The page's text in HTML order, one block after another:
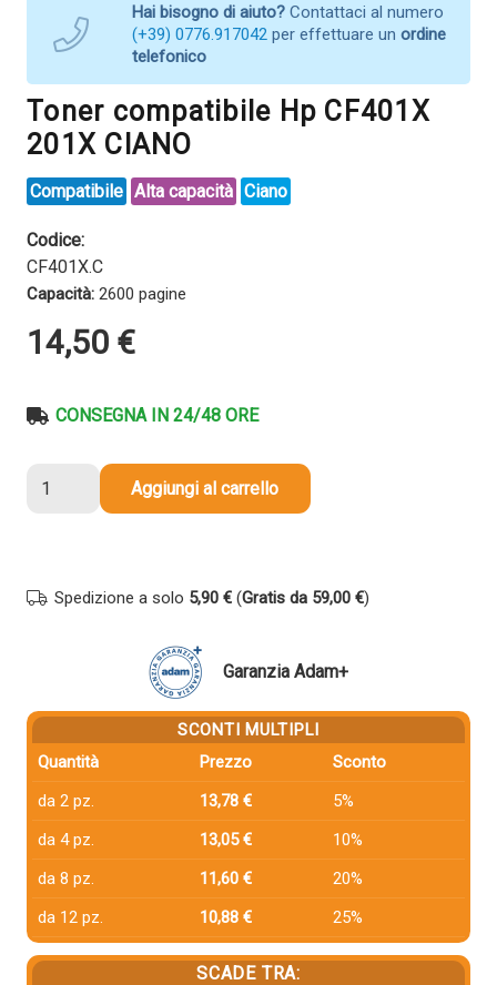
Hai bisogno di aiuto? Contattaci al numero
(+39) 0776.917042 per effettuare un ordine
telefonico
Toner compatibile Hp CF401X
201X CIANO
Compatibile Alta capacità Ciano
Codice:
CF401X.C
Capacità: 2600 pagine
14,50 €
CONSEGNA IN 24/48 ORE
compatibile
CIANO
Aggiungi al carrello
Spedizione a solo 5,90 € (Gratis da 59,00 €)
Garanzia Adam+
SCONTI MULTIPLI
Quantità
Prezzo
Sconto
da 2 pz.
13,78 €
5%
da 4 pz.
13,05 €
10%
da 8 pz.
11,60 €
20%
da 12 pz.
10,88 € 25%
SCADE TRA: